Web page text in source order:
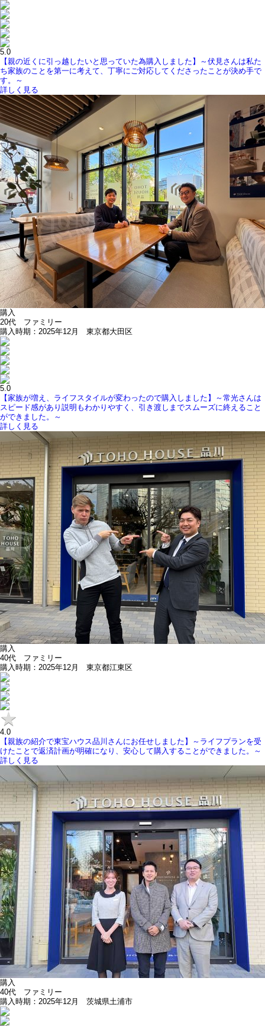
5.0
【親の近くに引っ越したいと思っていた為購入しました】～伏見さんは私た
ち家族のことを第一に考えて、丁寧にご対応してくださったことが決め手で
す。～
詳しく見る
購入
20代 ファミリー
購入時期：2025年12月 東京都大田区
5.0
【家族が増え、ライフスタイルが変わったので購入しました】～常光さんは
スピード感があり説明もわかりやすく、引き渡しまでスムーズに終えること
ができました。～
詳しく見る
購入
40代 ファミリー
購入時期：2025年12月 東京都江東区
4.0
【親族の紹介で東宝ハウス品川さんにお任せしました】～ライフプランを受
けたことで返済計画が明確になり、安心して購入することができました。～
詳しく見る
購入
40代 ファミリー
購入時期：2025年12月 茨城県土浦市